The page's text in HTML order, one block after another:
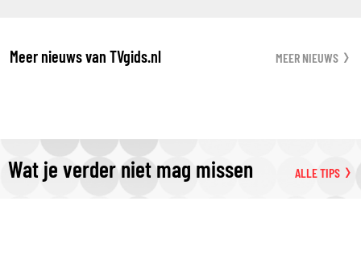
Meer nieuws van TVgids.nl MEER NIEUWS
Wat je verder niet mag missen ALLE TIPS